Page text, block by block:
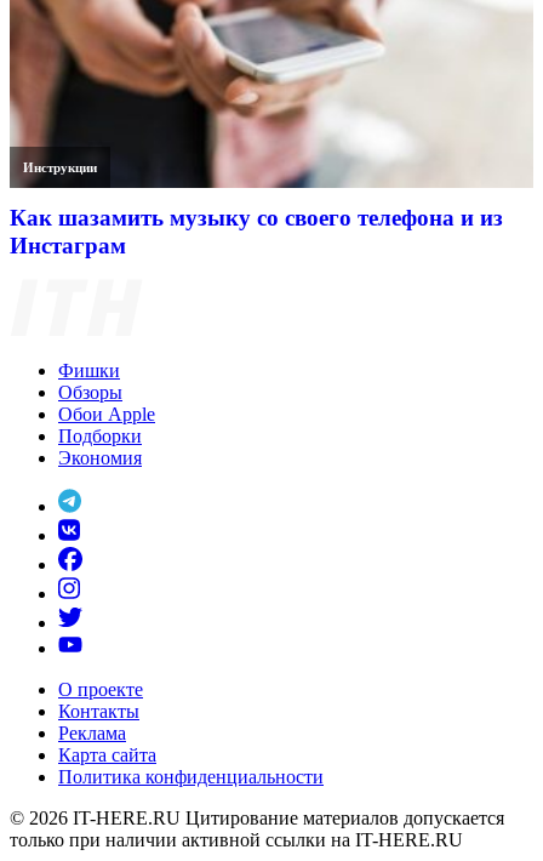
Инструкции
Как шазамить музыку со своего телефона и из
Инстаграм
Фишки
Обзоры
Обои Apple
Подборки
Экономия
О проекте
Контакты
Реклама
Карта сайта
Политика конфиденциальности
© 2026 IT-HERE.RU Цитирование материалов допускается
только при наличии активной ссылки на IT-HERE.RU